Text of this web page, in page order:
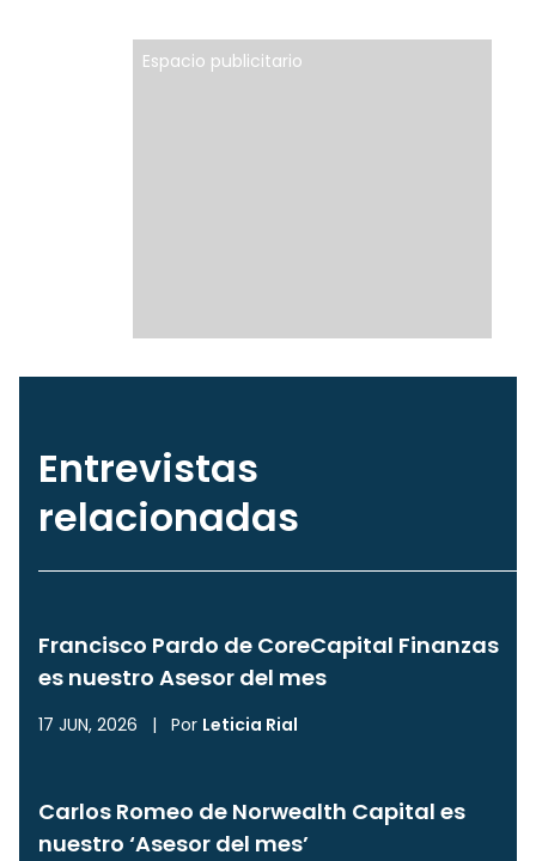
Espacio publicitario
Entrevistas
relacionadas
Francisco Pardo de CoreCapital Finanzas
es nuestro Asesor del mes
17 JUN, 2026 | Por Leticia Rial
Carlos Romeo de Norwealth Capital es
nuestro ‘Asesor del mes’